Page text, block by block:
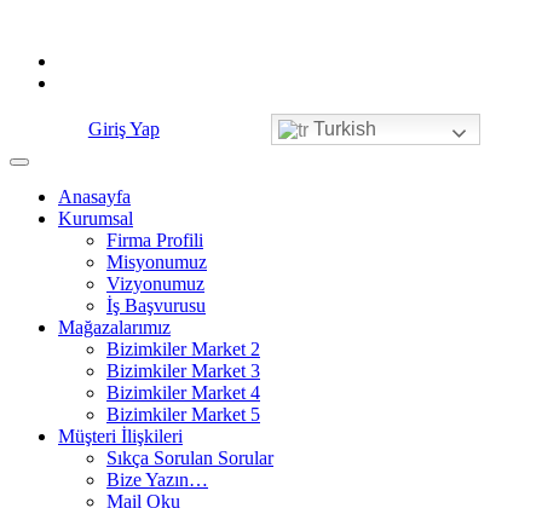
content
Giriş Yap Turkish
Anasayfa
Kurumsal
Firma Profili
Misyonumuz
Vizyonumuz
İş Başvurusu
Mağazalarımız
Bizimkiler Market 2
Bizimkiler Market 3
Bizimkiler Market 4
Bizimkiler Market 5
Müşteri İlişkileri
Sıkça Sorulan Sorular
Bize Yazın…
Mail Oku